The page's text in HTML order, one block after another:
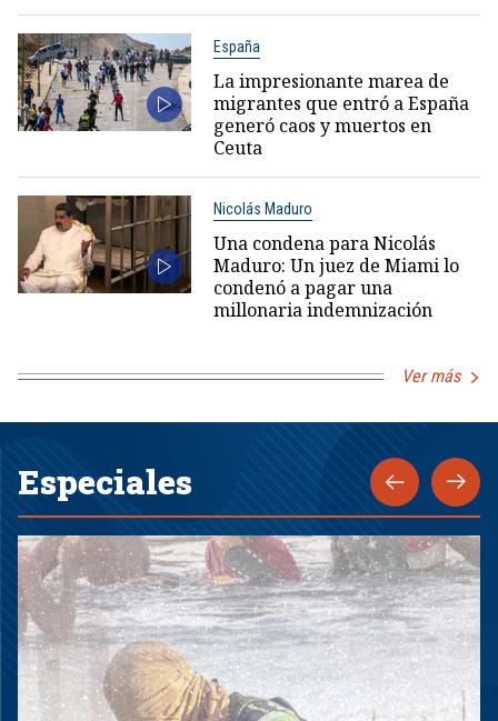
España
La impresionante marea de
migrantes que entró a España
generó caos y muertos en
Ceuta
Nicolás Maduro
Una condena para Nicolás
Maduro: Un juez de Miami lo
condenó a pagar una
millonaria indemnización
Ver más
Especiales